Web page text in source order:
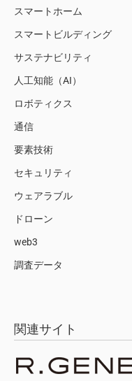
スマートホーム
スマートビルディング
サステナビリティ
人工知能（AI）
ロボティクス
通信
要素技術
セキュリティ
ウェアラブル
ドローン
web3
調査データ
関連サイト